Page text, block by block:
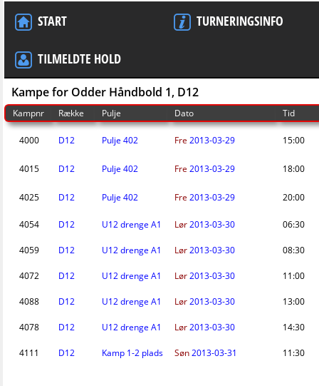
START TURNERINGSINFO
TILMELDTE HOLD
Kampe for Odder Håndbold 1, D12
Kampnr Række Pulje Dato Tid
4000 D12 Pulje 402 Fre 2013-03-29 15:00
4015 D12 Pulje 402 Fre 2013-03-29 18:00
4025 D12 Pulje 402 Fre 2013-03-29 20:00
4054 D12 U12 drenge A1 Lør2013-03-30 06:30
4059 D12 U12 drenge A1 Lør2013-03-30 08:30
4072 D12 U12 drenge A1 Lør2013-03-30 11:00
4088 D12 U12 drenge A1 Lør2013-03-30 13:00
4078 D12 U12 drenge A1 Lør2013-03-30 14:30
4111 D12 Kamp 1-2 plads Søn2013-03-31 11:30